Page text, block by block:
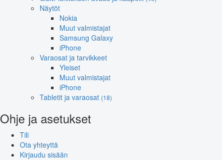
Näytöt
Nokia
Muut valmistajat
Samsung Galaxy
iPhone
Varaosat ja tarvikkeet
Yleiset
Muut valmistajat
iPhone
Tabletit ja varaosat (18)
Ohje ja asetukset
Tili
Ota yhteyttä
Kirjaudu sisään